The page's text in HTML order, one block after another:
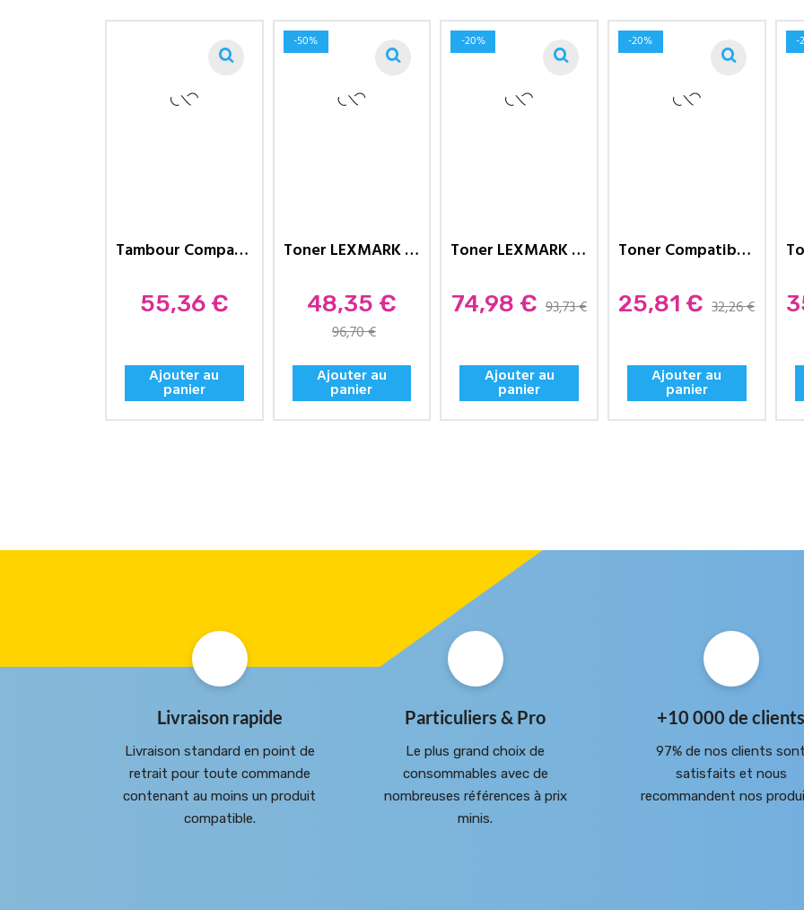
Tambour Compatible LEXMARK MS310...
Prix
55,36 €
Ajouter au
panier
Toner LEXMARK Compatible MS810...
Prix
48,35 €
96,70 €
Ajouter au
panier
-50%
Toner LEXMARK Compatible T650A...
Prix
74,98 € 93,73 €
Ajouter au
panier
-20%
Toner Compatible LEXMARK MS310A-...
Prix
25,81 € 32,26 €
Ajouter au
panier
-20% -
Livraison rapide
Livraison standard en point de
retrait pour toute commande
contenant au moins un produit
compatible.
Particuliers & Pro
Le plus grand choix de
consommables avec de
nombreuses références à prix
minis.
+10 000 de clients
97% de nos clients sont
satisfaits et nous
recommandent nos